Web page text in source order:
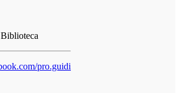
Biblioteca
pro.guidi